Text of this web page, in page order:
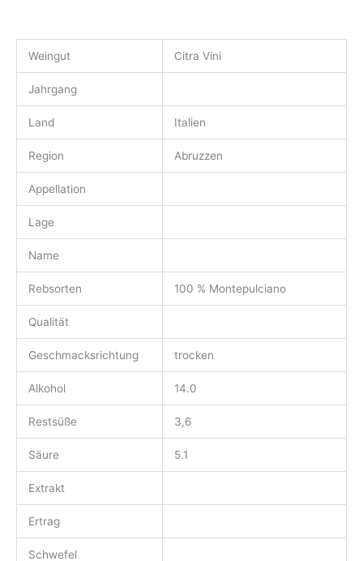
Weingut Citra Vini
Jahrgang
Land Italien
Region Abruzzen
Appellation
Lage
Name
Rebsorten 100 % Montepulciano
Qualität
Geschmacksrichtung trocken
Alkohol 14.0
Restsüße 3,6
Säure 5.1
Extrakt
Ertrag
Schwefel